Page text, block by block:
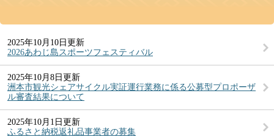
2025年10月10日更新
2026あわじ島スポーツフェスティバル
2025年10月8日更新
洲本市観光シェアサイクル実証運行業務に係る公募型プロポーザ
ル審査結果について
2025年10月1日更新
ふるさと納税返礼品事業者の募集